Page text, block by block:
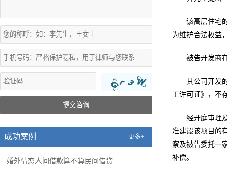
提交咨询
成功案例 更多+
婚外情恋人间借款算不算民间借贷
该高层住宅
为维护合法权益
被告开发商
其公司开发
工许可证》，不
经开庭审理
准建设该项目的
察及被告委托一
补偿。